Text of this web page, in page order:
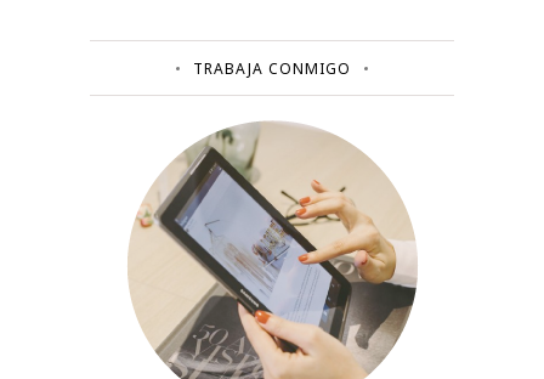
TRABAJA CONMIGO